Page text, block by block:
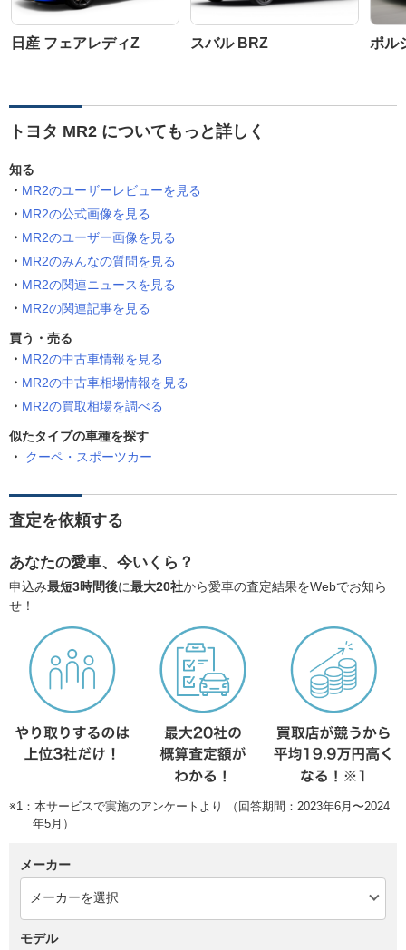
日産 フェアレディZ スバル BRZ ポル
トヨタ MR2 についてもっと詳しく
知る
MR2のユーザーレビューを見る
MR2の公式画像を見る
MR2のユーザー画像を見る
MR2のみんなの質問を見る
MR2の関連ニュースを見る
MR2の関連記事を見る
買う・売る
MR2の中古車情報を見る
MR2の中古車相場情報を見る
MR2の買取相場を調べる
似たタイプの車種を探す
クーペ・スポーツカー
査定を依頼する
あなたの愛車、今いくら？
申込み最短3時間後に最大20社から愛車の査定結果をWebでお知ら
せ！
※1：本サービスで実施のアンケートより （回答期間：2023年6月〜2024
年5月）
メーカー
モデル